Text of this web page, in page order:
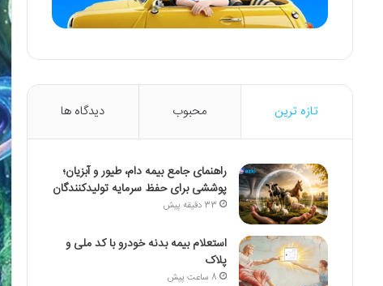
تازه ترین محبوب دیدگاه ها
راهنمای جامع بیمه دام، طیور و آبزیان؛
پوششی برای حفظ سرمایه تولیدکنندگان
33 دقیقه پیش
استعلام بیمه بدنه خودرو با کد ملی و
پلاک
8 ساعت پیش